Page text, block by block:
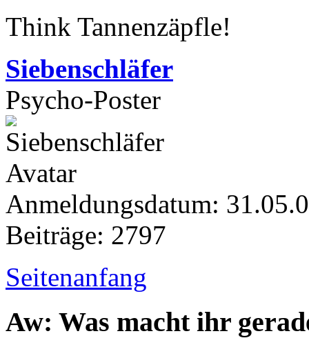
Think Tannenzäpfle!
Siebenschläfer
Psycho-Poster
Anmeldungsdatum:
Beiträge: 2797
Seitenanfang
Aw: Was macht ihr